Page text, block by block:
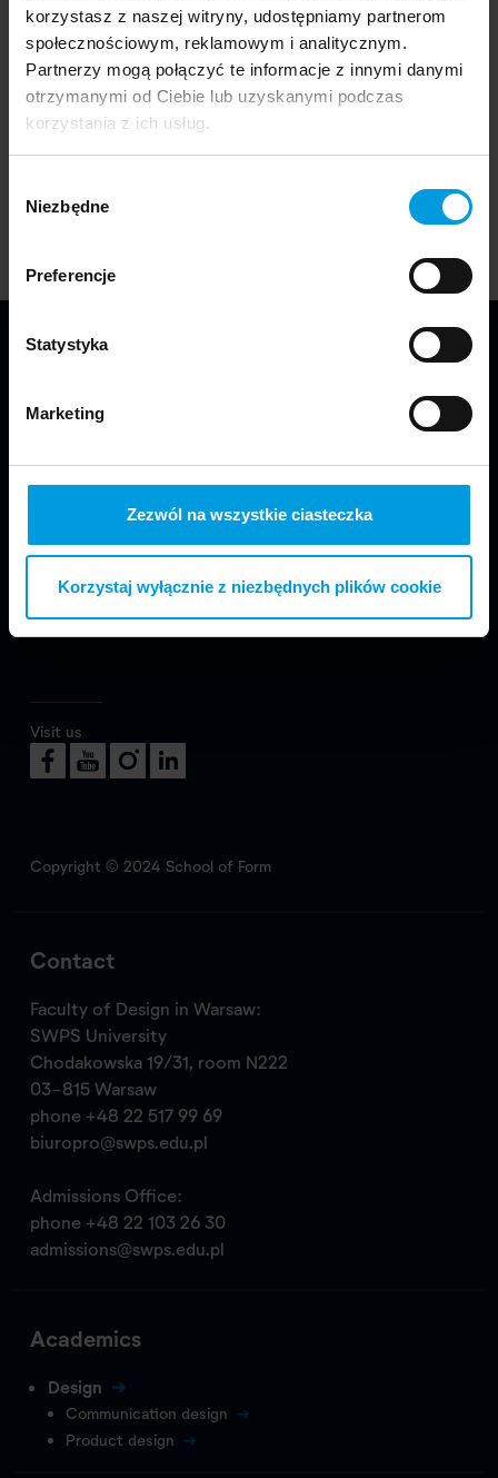
korzystasz z naszej witryny, udostępniamy partnerom
społecznościowym, reklamowym i analitycznym.
Partnerzy mogą połączyć te informacje z innymi danymi
otrzymanymi od Ciebie lub uzyskanymi podczas
korzystania z ich usług.
zgody
Niezbędne
Preferencje
Statystyka
Marketing
Zezwól na wszystkie ciasteczka
Korzystaj wyłącznie z niezbędnych plików cookie
The object was designed byEwelina Dzienyńska, a
student of Industrial Design.
The project is part of the exhibition
"Synanthropic
plants. What Weeds teach us?"
We are part of Faculty of Design in Warsaw
Visit us
Copyright © 2024 School of Form
Contact
Faculty of Design in Warsaw:
SWPS University
Chodakowska 19/31, room N222
03-815 Warsaw
phone +48 22 517 99 69
biuropro@swps.edu.pl
Admissions Office:
phone +48 22 103 26 30
admissions@swps.edu.pl
Academics
Design
Communication design
Product design